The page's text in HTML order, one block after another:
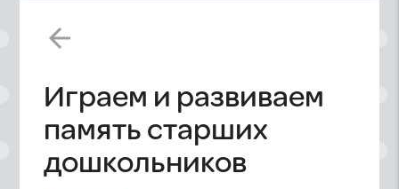
arrow_back
Играем и развиваем
память старших
дошкольников